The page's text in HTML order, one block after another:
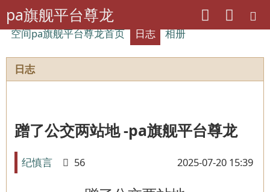
pa旗舰平台尊龙
空间pa旗舰平台尊龙首页 日志 相册
日志
蹭了公交两站地 -pa旗舰平台尊龙
纪慎言 56 2025-07-20 15:39